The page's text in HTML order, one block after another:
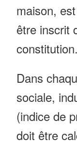
maison,
être inscrit
constitution.
Dans
sociale,
(indice de
doit être